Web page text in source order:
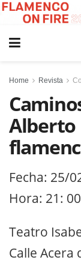
Home Revista
Alberto
Fecha: 25/
Hora: 21: 00
Teatro
Calle Acera